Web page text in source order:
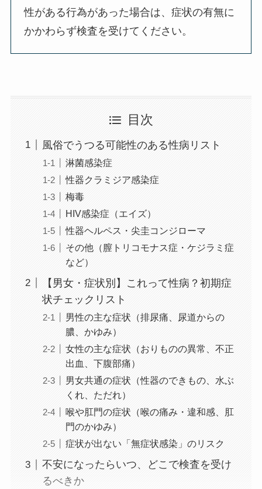
性がある行為があった場合は、症状の有無に
かかわらず検査を受けてください。
目次
風俗でうつる可能性のある性病リスト
淋菌感染症
性器クラミジア感染症
梅毒
HIV感染症（エイズ）
性器ヘルペス・尖圭コンジローマ
その他（膣トリコモナス症・ケジラミ症
など）
【男女・症状別】これって性病？初期症
状チェックリスト
男性の主な症状（排尿痛、尿道からの
膿、かゆみ）
女性の主な症状（おりものの異常、不正
出血、下腹部痛）
男女共通の症状（性器のできもの、水ぶ
くれ、ただれ）
喉や肛門の症状（喉の痛み・違和感、肛
門のかゆみ）
症状が出ない「無症状感染」のリスク
不安になったらいつ、どこで検査を受け
るべきか